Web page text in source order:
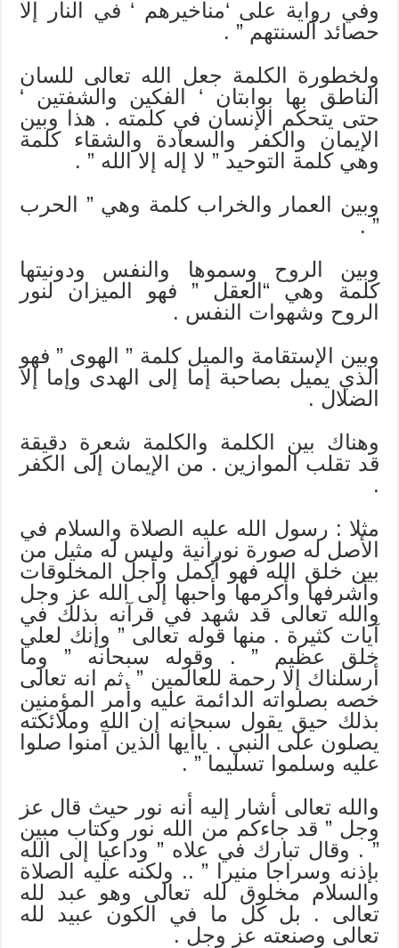
وفي رواية على ‘مناخيرهم ‘ في النار إلا
حصائد ألسنتهم ” .
ولخطورة الكلمة جعل الله تعالى للسان
الناطق بها بوابتان ‘ الفكين والشفتين ‘
حتى يتحكم الإنسان في كلمته . هذا وبين
الإيمان والكفر والسعادة والشقاء كلمة
وهي كلمة التوحيد ” لا إله إلا الله ” .
وبين العمار والخراب كلمة وهي ” الحرب
” .
وبين الروح وسموها والنفس ودونيتها
كلمة وهي “العقل ” فهو الميزان لنور
الروح وشهوات النفس .
وبين الإستقامة والميل كلمة ” الهوى ” فهو
الذي يميل بصاحبة إما إلى الهدى وإما إلا
الضلال .
وهناك بين الكلمة والكلمة شعرة دقيقة
قد تقلب الموازين . من الإيمان إلى الكفر
.
مثلا : رسول الله عليه الصلاة والسلام في
الأصل له صورة نورانية وليس له مثيل من
بين خلق الله فهو أكمل وأجل المخلوقات
وأشرفها وأكرمها وأحبها إلى الله عز وجل
والله تعالى قد شهد في قرآنه بذلك في
آيات كثيرة . منها قوله تعالى ” وإنك لعلي
خلق عظيم ” . وقوله سبحانه ” وما
أرسلناك إلا رحمة للعالمين ” .ثم انه تعالى
خصه بصلواته الدائمة عليه وأمر المؤمنين
بذلك حيق يقول سبحانه إن الله وملائكته
يصلون على النبي . ياأيها الذين آمنوا صلوا
عليه وسلموا تسليما ” .
والله تعالى أشار إليه أنه نور حيث قال عز
وجل ” قد جاءكم من الله نور وكتاب مبين
” . وقال تبارك في علاه ” وداعيا إلى الله
بإذنه وسراجا منيرا ” .. ولكنه عليه الصلاة
والسلام مخلوق لله تعالى وهو عبد لله
تعالى . بل كل ما في الكون عبيد لله
تعالى وصنعته عز وجل .